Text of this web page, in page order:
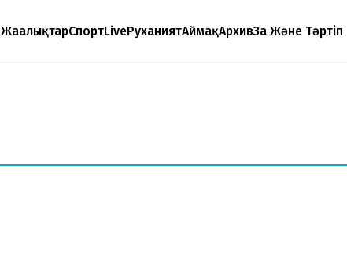
ЖаңалықтарСпортLiveРуханиятАймақАрхивЗаң Және Тәртіп